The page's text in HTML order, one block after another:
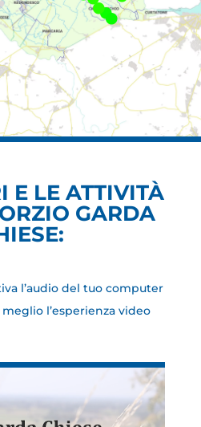



E LE ATTIVITÀ
GARDA
l’audio del tuo computer
l’esperienza video